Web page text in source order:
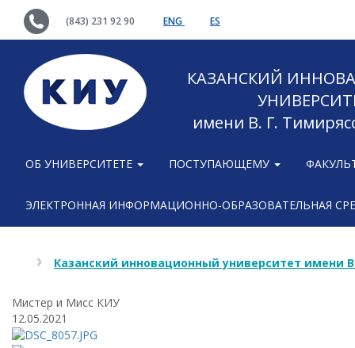
(843) 231 92 90 ENG ES
КАЗАНСКИЙ
имени В. Г.
ОБ УНИВЕРСИТЕТЕ ПОСТУПАЮЩЕМУ
ЭЛЕКТРОННАЯ ИНФОРМАЦИОННО-ОБРАЗОВАТЕЛЬНАЯ
Казанский инновационный университет имени
Мистер и Мисс КИУ
12.05.2021